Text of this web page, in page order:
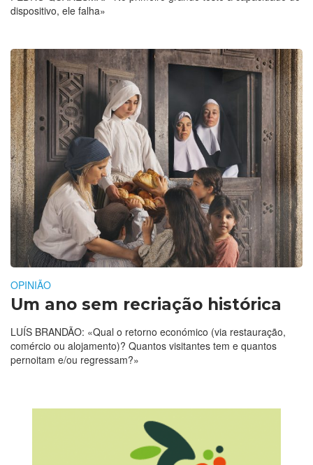
dispositivo, ele falha»
OPINIÃO
Um ano sem recriação histórica
LUÍS BRANDÃO: «Qual o retorno económico (via restauração,
comércio ou alojamento)? Quantos visitantes tem e quantos
pernoitam e/ou regressam?»